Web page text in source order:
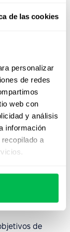
de las cookies
personalizar
de redes
web con
y análisis
información
a
en datos
impacto —
y la
y está bien
de